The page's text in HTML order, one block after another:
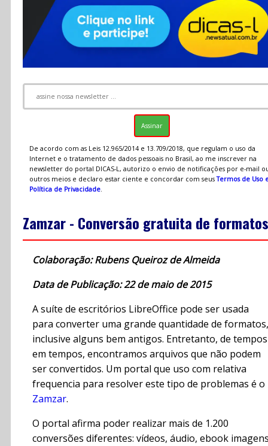
RSS
De acordo com as Leis 12.965/2014 e 13.709/2018, que regulam o uso da
Internet e o tratamento de dados pessoais no Brasil, ao me inscrever na
newsletter do portal DICAS-L, autorizo o envio de notificações por e-mail
outros meios e declaro estar ciente e concordar com seusTermos de Uso
Política de Privacidade.
Zamzar - Conversão gratuita de formatos
Colaboração: Rubens Queiroz de Almeida
Data de Publicação: 22 de maio de 2015
A suíte de escritórios LibreOffice pode ser usada
para converter uma grande quantidade de formatos,
inclusive alguns bem antigos. Entretanto, de tempos
em tempos, encontramos arquivos que não podem
ser convertidos. Um portal que uso com relativa
frequencia para resolver este tipo de problemas é o
Zamzar.
O portal afirma poder realizar mais de 1.200
conversões diferentes: vídeos, áudio, ebook